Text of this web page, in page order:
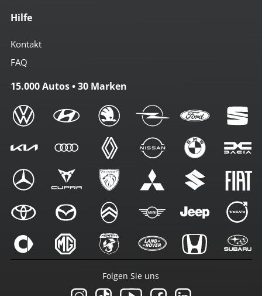
Hilfe
Kontakt
FAQ
15.000 Autos • 30 Marken
Folgen Sie uns